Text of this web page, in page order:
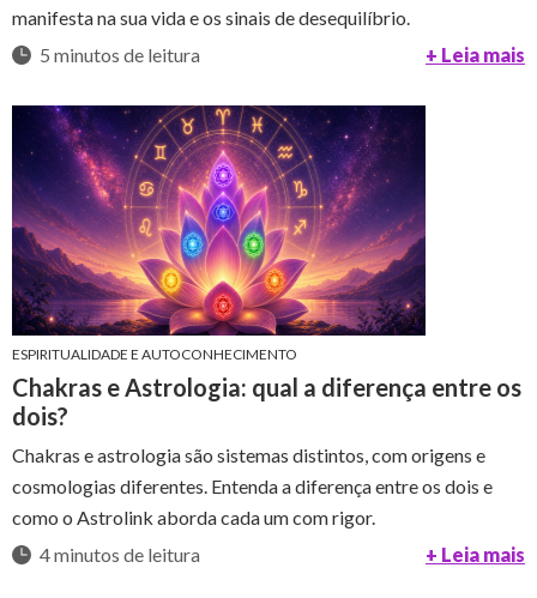
manifesta na sua vida e os sinais de desequilíbrio.
5 minutos de leitura
+ Leia mais
ESPIRITUALIDADE E AUTOCONHECIMENTO
Chakras e Astrologia: qual a diferença entre os
dois?
Chakras e astrologia são sistemas distintos, com origens e
cosmologias diferentes. Entenda a diferença entre os dois e
como o Astrolink aborda cada um com rigor.
4 minutos de leitura
+ Leia mais